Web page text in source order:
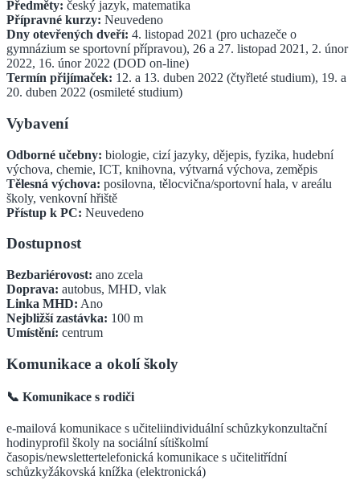
Předměty: český jazyk, matematika
Přípravné kurzy: Neuvedeno
Dny otevřených dveří: 4. listopad 2021 (pro uchazeče o
gymnázium se sportovní přípravou), 26 a 27. listopad 2021, 2. únor
2022, 16. únor 2022 (DOD on-line)
Termín přijímaček: 12. a 13. duben 2022 (čtyřleté studium), 19. a
20. duben 2022 (osmileté studium)
Vybavení
Odborné učebny: biologie, cizí jazyky, dějepis, fyzika, hudební
výchova, chemie, ICT, knihovna, výtvarná výchova, zeměpis
Tělesná výchova: posilovna, tělocvična/sportovní hala, v areálu
školy, venkovní hřiště
Přístup k PC: Neuvedeno
Dostupnost
Bezbariérovost: ano zcela
Doprava: autobus, MHD, vlak
Linka MHD: Ano
Nejbližší zastávka: 100 m
Umístění: centrum
Komunikace a okolí školy
📞 Komunikace s rodiči
e-mailová komunikace s učiteliindividuální schůzkykonzultační
hodinyprofil školy na sociální sítiškolmí
časopis/newslettertelefonická komunikace s učitelitřídní
schůzkyžákovská knížka (elektronická)